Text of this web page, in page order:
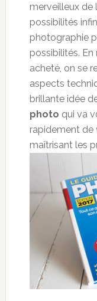
merveilleux de
possibilités
photographie
possibilités. En
acheté, on se
aspects
brillante idée
photo qui va
rapidement de
maîtrisant les